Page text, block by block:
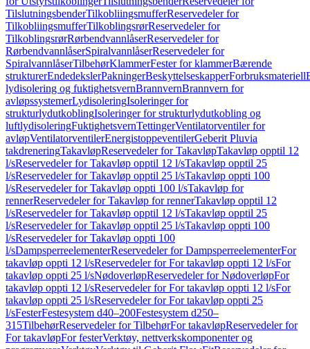
TilslutningsbenderTilkobliingsmufferReservedeler for
TilkobliingsmufferTilkoblingsrørReservedeler for
TilkoblingsrørRørbendvannlåserReservedeler for
RørbendvannlåserSpiralvannlåserReservedeler for
SpiralvannlåserTilbehørKlammerFester for klammerBærende
strukturerEndedekslerPakningerBeskyttelseskapperForbruksmateriell
lydisolering og fuktighetsvernBrannvernBrannvern for
avløpssystemerLydisoleringIsoleringer for
strukturlydutkoblingIsoleringer for strukturlydutkobling og
luftlydisoleringFuktighetsvernTettingerVentilatorventiler for
avløpVentilatorventilerEnergistoppeventilerGeberit Pluvia
takdreneringTakavløpReservedeler for TakavløpTakavløp opptil 12
l/sReservedeler for Takavløp opptil 12 l/sTakavløp opptil 25
l/sReservedeler for Takavløp opptil 25 l/sTakavløp oppti 100
l/sReservedeler for Takavløp oppti 100 l/sTakavløp for
rennerReservedeler for Takavløp for rennerTakavløp opptil 12
l/sReservedeler for Takavløp opptil 12 l/sTakavløp opptil 25
l/sReservedeler for Takavløp opptil 25 l/sTakavløp oppti 100
l/sReservedeler for Takavløp oppti 100
l/sDampsperreelementerReservedeler for DampsperreelementerFor
takavløp oppti 12 l/sReservedeler for For takavløp oppti 12 l/sFor
takavløp oppti 25 l/sNødoverløpReservedeler for NødoverløpFor
takavløp oppti 12 l/sReservedeler for For takavløp oppti 12 l/sFor
takavløp oppti 25 l/sReservedeler for For takavløp oppti 25
l/sFesterFestesystem d40–200Festesystem d250–
315TilbehørReservedeler for TilbehørFor takavløpReservedeler for
For takavløpFor festerVerktøy, nettverkskomponenter og